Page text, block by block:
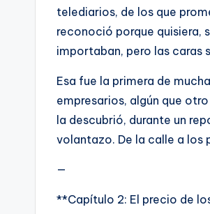
telediarios, de los que
reconoció porque quisiera,
importaban, pero las caras
Esa fue la primera de
empresarios, algún que
la descubrió, durante un
volantazo. De la calle a los
—
**Capítulo 2: El precio de